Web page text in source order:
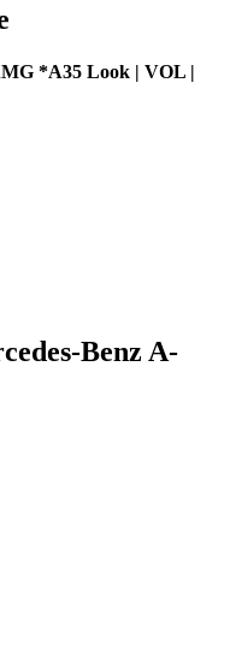
*A35 Look | VOL |
Benz A-